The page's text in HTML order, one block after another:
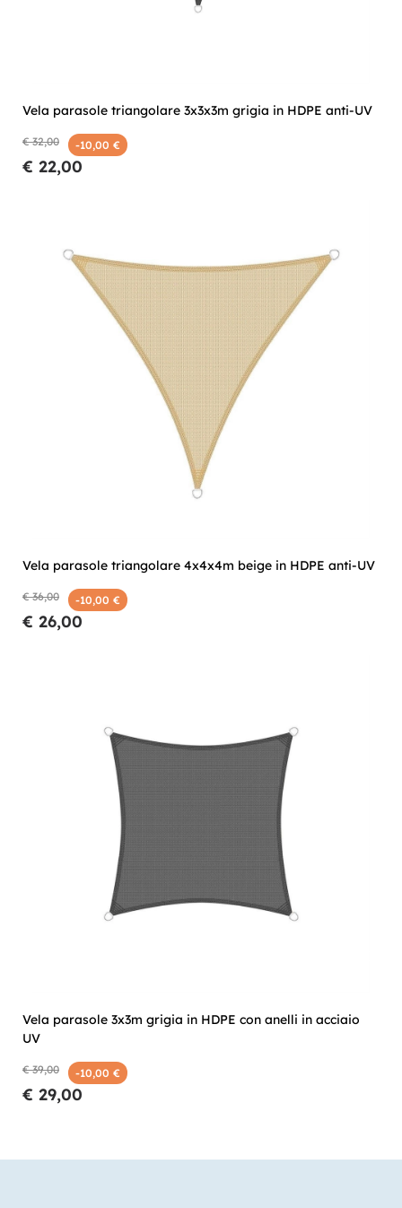
Vela parasole triangolare 3x3x3m grigia in HDPE anti-UV
€ 32,00 -10,00 €
€ 22,00
Vela parasole triangolare 4x4x4m beige in HDPE anti-UV
€ 36,00 -10,00 €
€ 26,00
Vela parasole 3x3m grigia in HDPE con anelli in acciaio
UV
€ 39,00 -10,00 €
€ 29,00